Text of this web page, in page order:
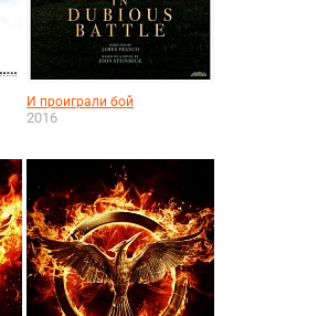
И проиграли бой
2016